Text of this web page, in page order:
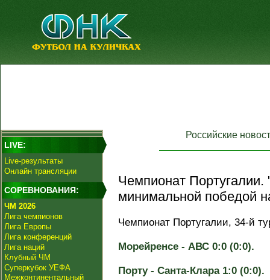
LIVE:
Live-результаты
Онлайн трансляции
СОРЕВНОВАНИЯ:
ЧМ 2026
Лига чемпионов
Лига Европы
Лига конференций
Лига наций
Клубный ЧМ
Суперкубок УЕФА
Межконтинентальный
Российские
Чемпионат Португалии.
минимальной победой
Чемпионат Португалии, 34-й
Морейренсе - АВС 0:0 (0:0).
Порту - Санта-Клара 1:0 (0:0).